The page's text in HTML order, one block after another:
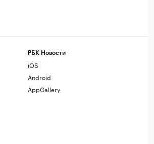
РБК Новости
iOS
Android
AppGallery